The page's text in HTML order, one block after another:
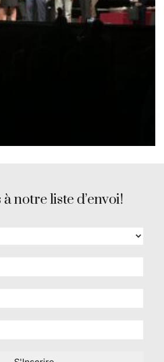
notre liste d’envoi!